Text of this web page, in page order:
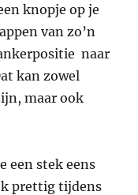
knopje op je
van zo’n
naar
kan zowel
maar ook
een stek eens
prettig tijdens